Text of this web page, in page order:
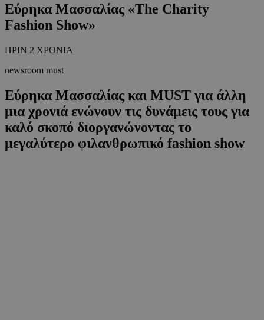
Εύρηκα Μασσαλίας «The Charity
Fashion Show»
ΠΡΙΝ 2 ΧΡΟΝΙΑ
newsroom must
Εύρηκα Μασσαλίας και MUST για άλλη
μια χρονιά ενώνουν τις δυνάμεις τους για
καλό σκοπό διοργανώνοντας το
μεγαλύτερο φιλανθρωπικό fashion show